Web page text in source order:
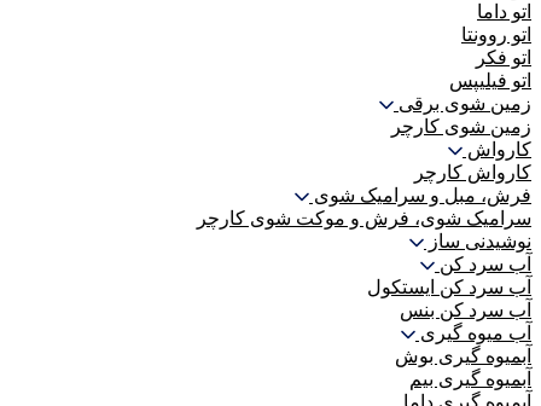
اتو داما
اتو روونتا
اتو فکر
اتو فیلیپس
زمین شوی برقی
زمین شوی کارچر
کارواش
کارواش کارچر
فرش، مبل و سرامیک شوی
سرامیک شوی، فرش و موکت شوی کارچر
نوشیدنی ساز
آب سرد کن
آب سرد کن ایستکول
آب سرد کن بنس
آب میوه گیری
آبمیوه گیری بوش
آبمیوه گیری بیم
آبمیوه گیری داما